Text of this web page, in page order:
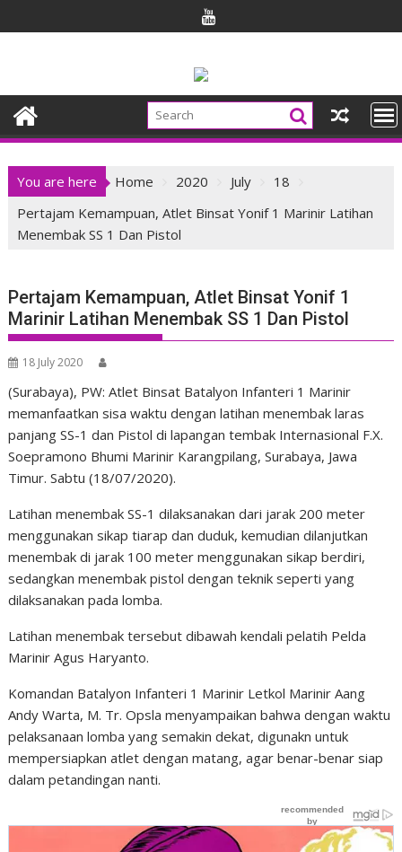
to
You are here Home 2020 July
18
Pertajam Kemampuan, Atlet Binsat Yonif 1 Marinir Latihan
Menembak SS 1 Dan Pistol
Pertajam Kemampuan, Atlet Binsat Yonif 1
Marinir Latihan Menembak SS 1 Dan Pistol
18 July 2020
(Surabaya), PW: Atlet Binsat Batalyon Infanteri 1 Marinir
memanfaatkan sisa waktu dengan latihan menembak laras
panjang SS-1 dan Pistol di lapangan tembak Internasional F.X.
Soepramono Bhumi Marinir Karangpilang, Surabaya, Jawa
Timur. Sabtu (18/07/2020).
Latihan menembak SS-1 dilaksanakan dari jarak 200 meter
menggunakan sikap tiarap dan duduk, kemudian dilanjutkan
menembak di jarak 100 meter menggunakan sikap berdiri,
sedangkan menembak pistol dengan teknik seperti yang
dilaksanakan pada lomba.
Latihan menembak tersebut dibawah kendali pelatih Pelda
Marinir Agus Haryanto.
Komandan Batalyon Infanteri 1 Marinir Letkol Marinir Aang
Andy Warta, M. Tr. Opsla menyampaikan bahwa dengan waktu
pelaksanaan lomba yang semakin dekat, digunakn untuk
mempersiapkan atlet dengan matang, agar benar-benar siap
dalam petandingan nanti.